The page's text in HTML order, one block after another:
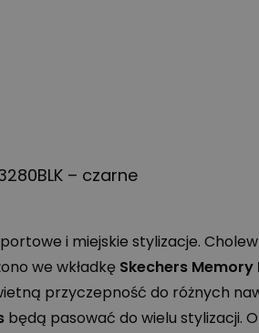
– czarne
i miejskie stylizacje.
we wkładkę Skechers Memory
przyczepność do różnych
będą pasować do wielu stylizacji.